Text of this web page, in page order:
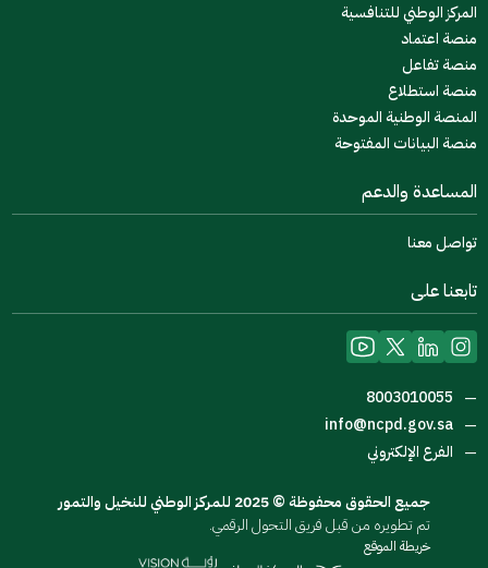
المركز الوطني للتنافسية
منصة اعتماد
منصة تفاعل
منصة استطلاع
المنصة الوطنية الموحدة
منصة البيانات المفتوحة
المساعدة والدعم
تواصل معنا
تابعنا على
—
—
info@ncpd.gov.sa
— الفرع الإلكتروني
جميع الحقوق محفوظة © 2025 للمركز الوطني للنخيل والتمور
تم تطويره من قبل فريق التحول الرقمي.
خريطة الموقع